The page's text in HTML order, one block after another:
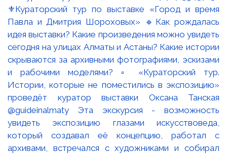
⚜️Кураторский тур по выставке «Город и время
Павла и Дмитрия Шороховых» 🔹Как рождалась
идея выставки? Какие произведения можно увидеть
сегодня на улицах Алматы и Астаны? Какие истории
скрываются за архивными фотографиями, эскизами
и рабочими моделями? ▫️ «Кураторский тур.
Истории, которые не поместились в экспозицию»
проведёт куратор выставки Оксана Танская
@guideinalmaty Эта экскурсия - возможность
увидеть экспозицию глазами искусствоведа,
который создавал её концепцию, работал с
архивами, встречался с художниками и собирал